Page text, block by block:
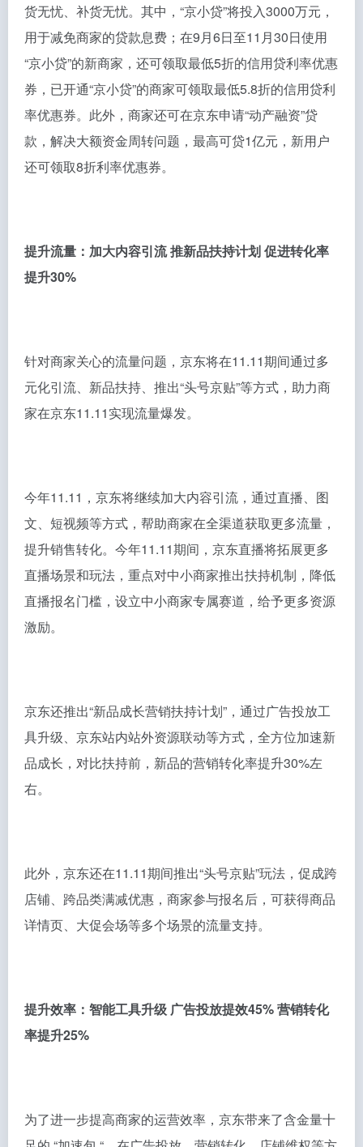
货无忧、补货无忧。其中，“京小贷”将投入3000万元，
用于减免商家的贷款息费；在9月6日至11月30日使用
“京小贷”的新商家，还可领取最低5折的信用贷利率优惠
券，已开通“京小贷”的商家可领取最低5.8折的信用贷利
率优惠券。此外，商家还可在京东申请“动产融资”贷
款，解决大额资金周转问题，最高可贷1亿元，新用户
还可领取8折利率优惠券。
提升流量：加大内容引流 推新品扶持计划 促进转化率
提升30%
针对商家关心的流量问题，京东将在11.11期间通过多
元化引流、新品扶持、推出“头号京贴”等方式，助力商
家在京东11.11实现流量爆发。
今年11.11，京东将继续加大内容引流，通过直播、图
文、短视频等方式，帮助商家在全渠道获取更多流量，
提升销售转化。今年11.11期间，京东直播将拓展更多
直播场景和玩法，重点对中小商家推出扶持机制，降低
直播报名门槛，设立中小商家专属赛道，给予更多资源
激励。
京东还推出“新品成长营销扶持计划”，通过广告投放工
具升级、京东站内站外资源联动等方式，全方位加速新
品成长，对比扶持前，新品的营销转化率提升30%左
右。
此外，京东还在11.11期间推出“头号京贴”玩法，促成跨
店铺、跨品类满减优惠，商家参与报名后，可获得商品
详情页、大促会场等多个场景的流量支持。
提升效率：智能工具升级 广告投放提效45% 营销转化
率提升25%
为了进一步提高商家的运营效率，京东带来了含金量十